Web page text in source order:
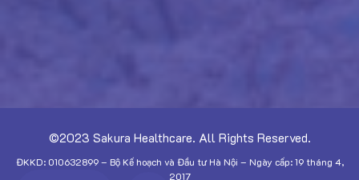
©2023 Sakura Healthcare. All Rights Reserved.
ĐKKD: 010632899 – Bộ Kế hoạch và Đầu tư Hà Nội – Ngày cấp: 19 tháng 4,
2017